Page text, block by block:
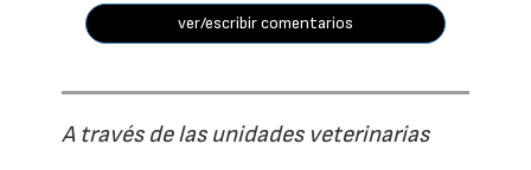
ver/escribir comentarios
A través de las unidades veterinarias